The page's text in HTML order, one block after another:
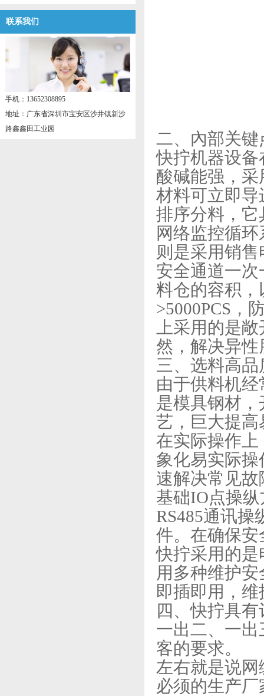
联系我们
手机：13652308895
地址：广东省深圳市宝安区沙井镇新沙
路鑫鑫田工业园
二、內部关
快拧机器设
酸碱能强，
材料可立即
排序分料，它
网络监控循
则是采用销
安全通道一
料仓的容积
>5000PCS，
上采用的是
然，解决异
三、选料高
由于供料机
是模具钢材
艺，巨大提
在实际操作
象化易实际
速解决常见
基础IO点操
RS485通讯
件。在确保
快拧采用的
用多种维护
即插即用，
四、快拧具
一出二、一
客的要求。
左右就是说
必须的生产